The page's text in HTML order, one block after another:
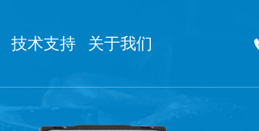
技术支持 关于我们